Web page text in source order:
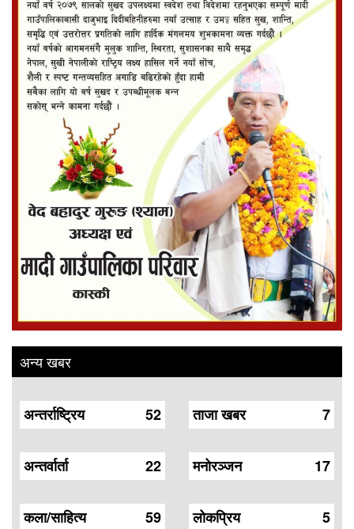
अन्य खबर
52
अन्तर्राष्ट्रिय
22
अन्तर्वार्ता
59
कला/साहित्य
7
ताजा खबर
17
मनोरञ्जन
5
लोकप्रिय